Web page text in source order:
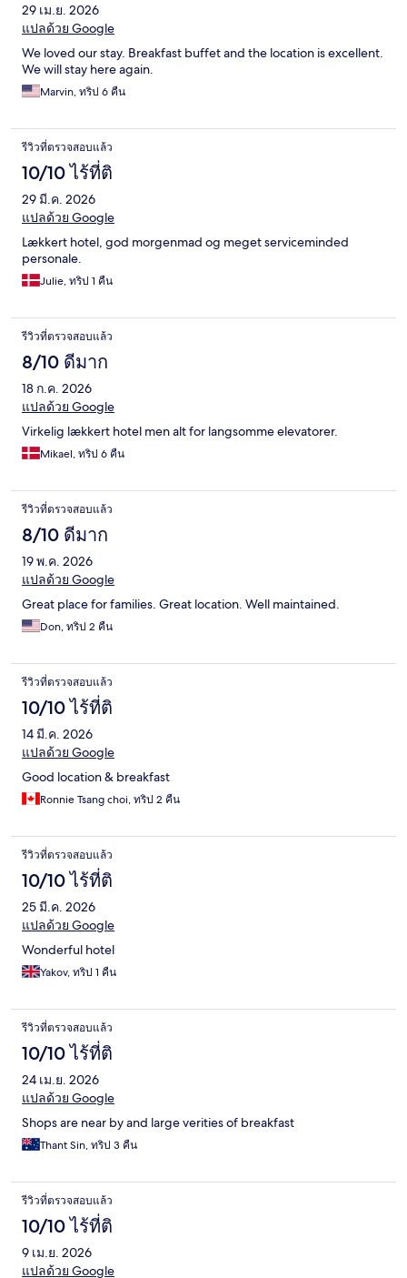
29 เม.ย. 2026
แปลด้วย Google
We loved our stay. Breakfast buffet and the location is excellent.
We will stay here again.
Marvin, ทริป 6 คืน
รีวิวที่ตรวจสอบแล้ว
10/10 ไร้ที่ติ
29 มี.ค. 2026
แปลด้วย Google
Lækkert hotel, god morgenmad og meget serviceminded
personale.
Julie, ทริป 1 คืน
รีวิวที่ตรวจสอบแล้ว
8/10 ดีมาก
18 ก.ค. 2026
แปลด้วย Google
Virkelig lækkert hotel men alt for langsomme elevatorer.
Mikael, ทริป 6 คืน
รีวิวที่ตรวจสอบแล้ว
8/10 ดีมาก
19 พ.ค. 2026
แปลด้วย Google
Great place for families. Great location. Well maintained.
Don, ทริป 2 คืน
รีวิวที่ตรวจสอบแล้ว
10/10 ไร้ที่ติ
14 มี.ค. 2026
แปลด้วย Google
Good location & breakfast
Ronnie Tsang choi, ทริป 2 คืน
รีวิวที่ตรวจสอบแล้ว
10/10 ไร้ที่ติ
25 มี.ค. 2026
แปลด้วย Google
Wonderful hotel
Yakov, ทริป 1 คืน
รีวิวที่ตรวจสอบแล้ว
10/10 ไร้ที่ติ
24 เม.ย. 2026
แปลด้วย Google
Shops are near by and large verities of breakfast
Thant Sin, ทริป 3 คืน
รีวิวที่ตรวจสอบแล้ว
10/10 ไร้ที่ติ
9 เม.ย. 2026
แปลด้วย Google